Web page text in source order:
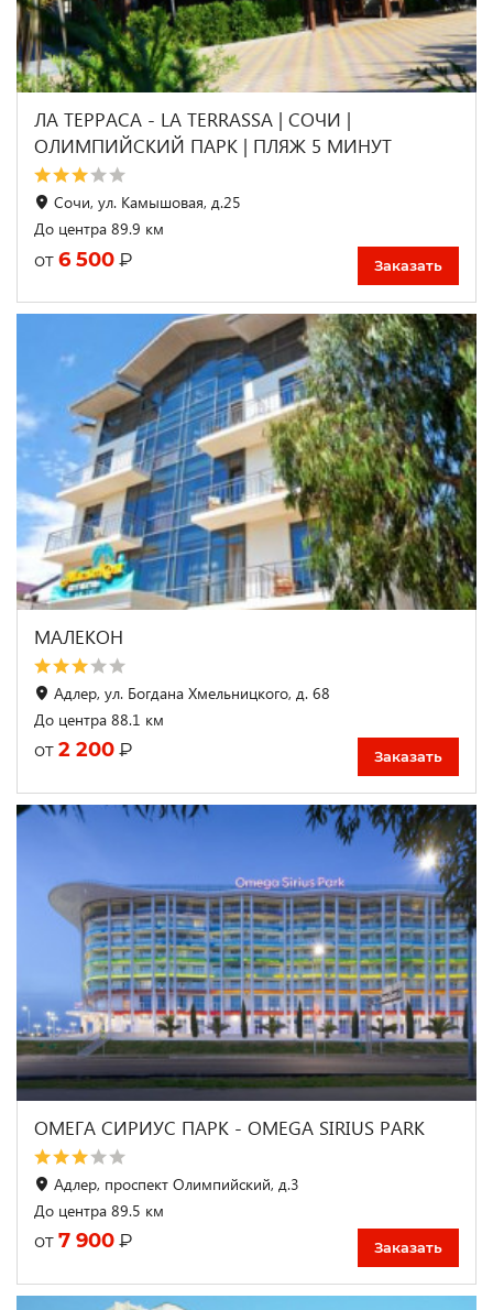
ЛА ТЕРРАСА - LA TERRASSA | СОЧИ |
ОЛИМПИЙСКИЙ ПАРК | ПЛЯЖ 5 МИНУТ
Сочи, ул. Камышовая, д.25
До центра 89.9 км
от 6 500 ₽ Заказать
МАЛЕКОН
Адлер, ул. Богдана Хмельницкого, д. 68
До центра 88.1 км
от 2 200 ₽ Заказать
ОМЕГА СИРИУС ПАРК - OMEGA SIRIUS PARK
Адлер, проспект Олимпийский, д.3
До центра 89.5 км
от 7 900 ₽ Заказать